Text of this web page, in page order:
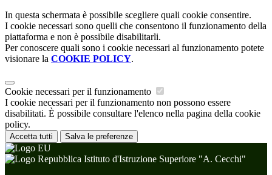
In questa schermata è possibile scegliere quali cookie consentire.
I cookie necessari sono quelli che consentono il funzionamento della
piattaforma e non è possibile disabilitarli.
Per conoscere quali sono i cookie necessari al funzionamento potete
visionare la COOKIE POLICY.
Cookie necessari per il funzionamento
I cookie necessari per il funzionamento non possono essere
disabilitati. È possibile consultare l'elenco nella pagina della cookie
policy.
Accetta tutti Salva le preferenze
Istituto d'Istruzione Superiore "A. Cecchi"